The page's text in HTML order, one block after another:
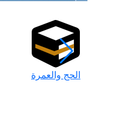
الحج والعمرة